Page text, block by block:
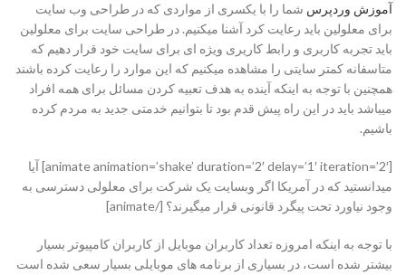
آموزش وردپرس شما را با یکسری از مواردی که در طراحی وب سایت
برای معلولین باید رعایت کرد آشنا میکنیم. در طراحی سایت برای معلولین
باید تجربه کاربری و رابط کاریری ویژه ای برای سایت خود قرار دهیم که
متاسفانه کمتر سایتی را مشاهده میکنیم که این موارد را رعایت کرده باشند
همچنین با توجه به اینکه آینده به هدف تعبیه کردن مسائل برای همه افراد
میباشد باید در این راه پیش قدم بود تا بتوانیم خدمتی جدید به مردم کرده
باشیم.
[animate animation=’shake’ duration=’2′ delay=’1′ iteration=’2′] آیا
میدانستید که در آمریکا اگر وبسایت یک شرکت برای معلولی دسترسی به
وجود نیاورد تحت پیگرد قانونی قرار میگیرند؟ [/animate]
با توجه به اینکه امروزه تعداد کاربران موبایل از کاربران کامپیوتر بسیار
بیشتر شده است، در بسیاری از برنامه های موبایلی بسیار سعی شده است